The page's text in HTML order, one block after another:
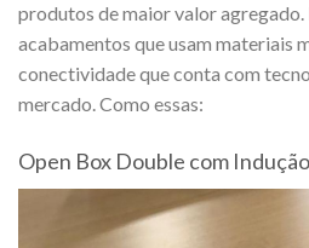
produtos de maior valor agregado.
acabamentos que usam materiais
conectividade que conta com
mercado. Como essas:
Open Box Double com Indução